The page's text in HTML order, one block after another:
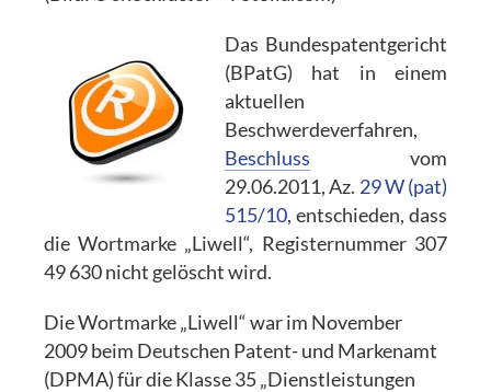
Das Bundespatentgericht
(BPatG) hat in einem
aktuellen
Beschwerdeverfahren,
Beschluss vom
29.06.2011, Az. 29 W (pat)
515/10, entschieden, dass
die Wortmarke „Liwell“, Registernummer 307
49 630 nicht gelöscht wird.
Die Wortmarke „Liwell“ war im November
2009 beim Deutschen Patent- und Markenamt
(DPMA) für die Klasse 35 „Dienstleistungen